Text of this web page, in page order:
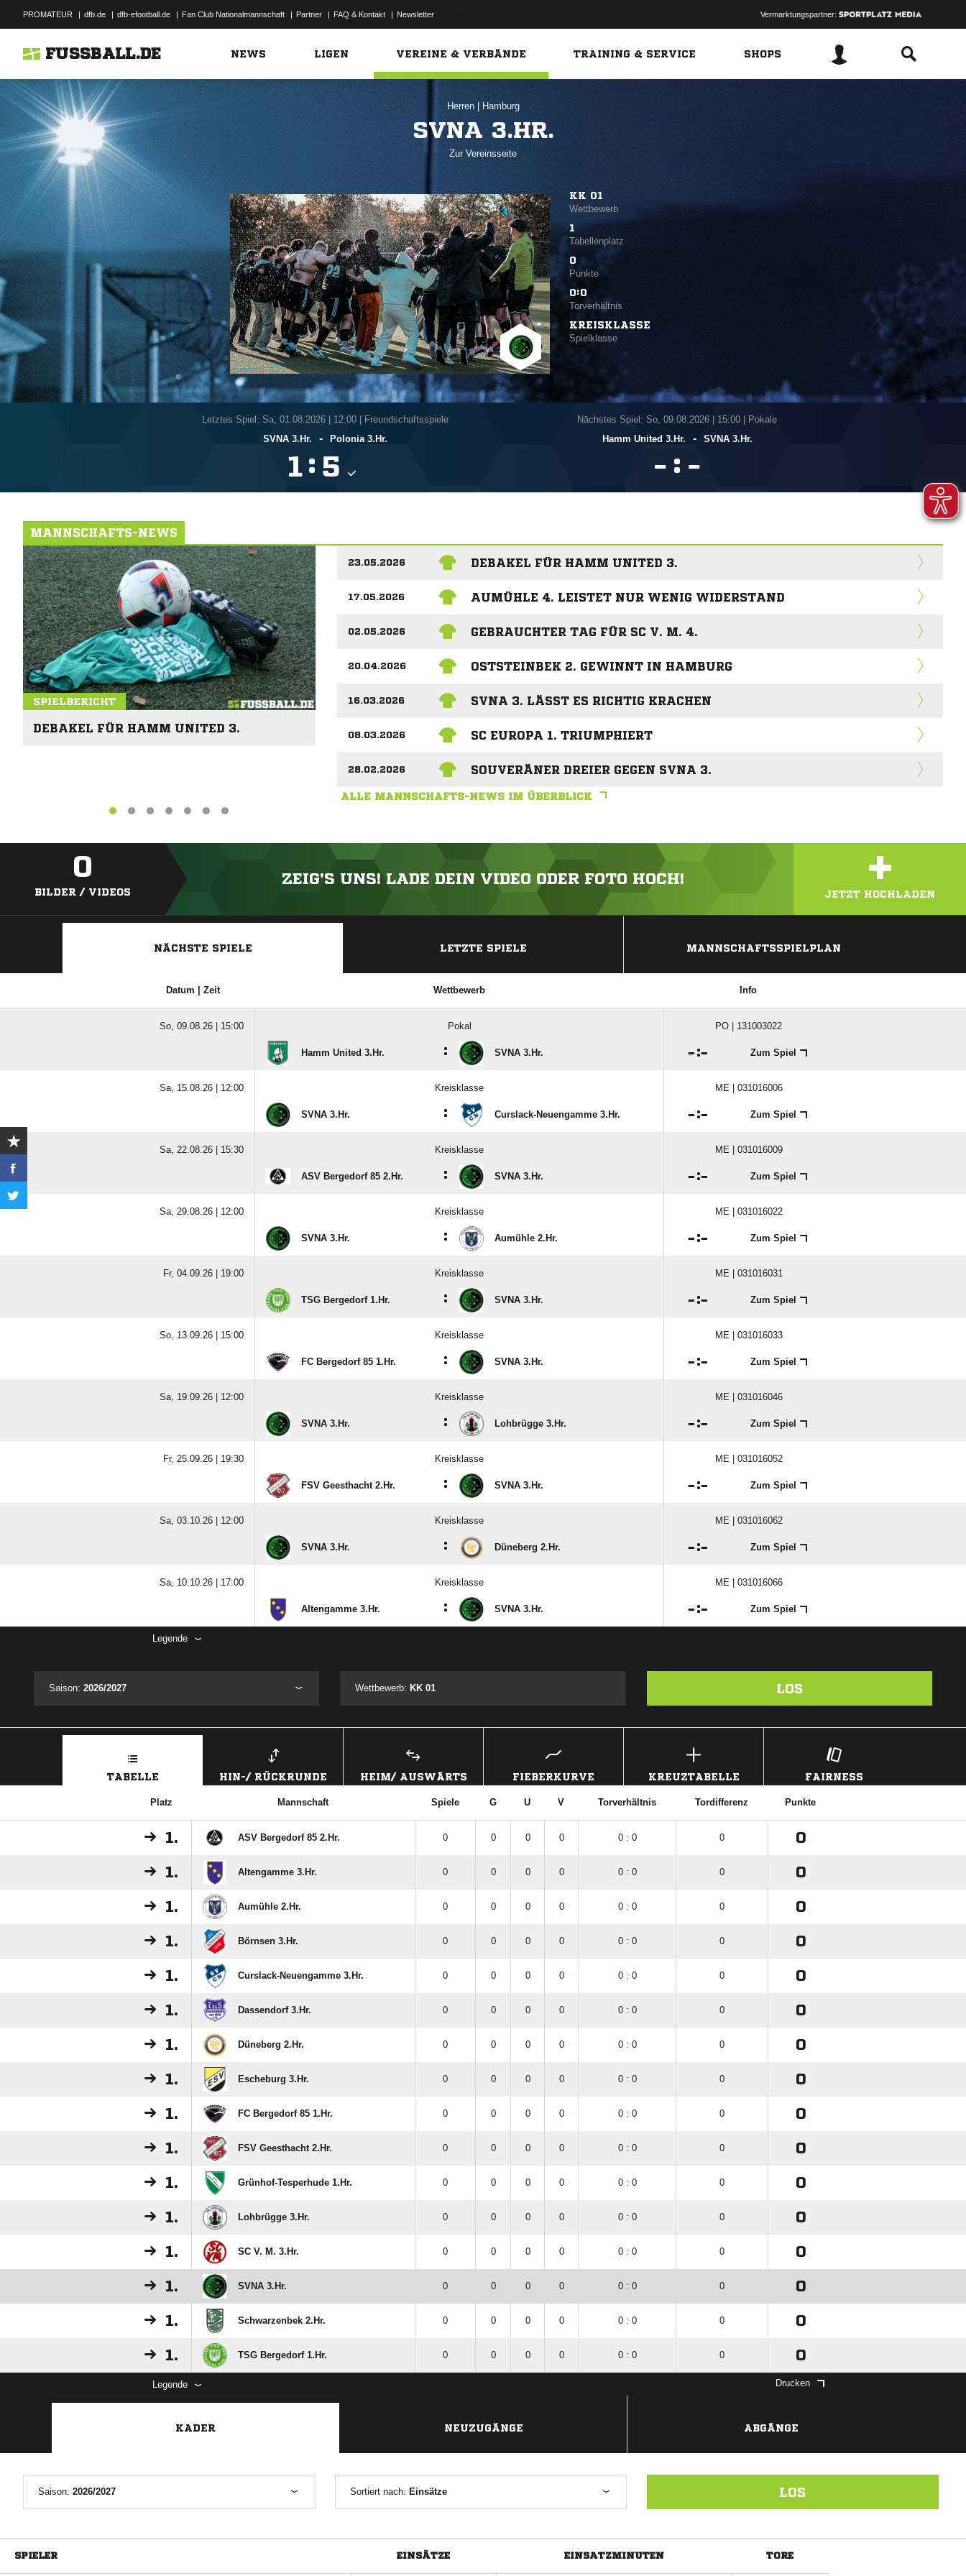
PROMATEUR | dfb.de | dfb-efootball.de | Fan Club Nationalmannschaft | Partner | FAQ & Kontakt | Newsletter Vermarktungspartner:
FUSSBALL.DE NEWS LIGEN VEREINE & VERBÄNDE TRAINING & SERVICE SHOPS
Herren Hamburg
SVNA 3.HR.
Zur Vereinsseite
KK 01
Wettbewerb
1
Tabellenplatz
0
Punkte
0:0
Torverhältnis
KREISKLASSE
Spielklasse
Letztes Spiel: Sa, 01.08.2026| 12:00 | Freundschaftsspiele
SVNA 3.Hr.
- Polonia 3.Hr.
 : 
Nächstes Spiel: So, 09.08.2026
15:00 | Pokale
Hamm United 3.Hr.
- SVNA 3.Hr.
 : 
MANNSCHAFTS-NEWS
SPIELBERICHT
DEBAKEL FÜR HAMM UNITED 3.
23.05.2026 DEBAKEL FÜR HAMM UNITED 3.
17.05.2026 AUMÜHLE 4. LEISTET NUR WENIG WIDERSTAND
02.05.2026 GEBRAUCHTER TAG FÜR SC V. M. 4.
20.04.2026 OSTSTEINBEK 2. GEWINNT IN HAMBURG
16.03.2026 SVNA 3. LÄSST ES RICHTIG KRACHEN
08.03.2026 SC EUROPA 1. TRIUMPHIERT
28.02.2026 SOUVERÄNER DREIER GEGEN SVNA 3.
ALLE MANNSCHAFTS-NEWS IM ÜBERBLICK
0
BILDER / VIDEOS
ZEIG'S UNS! LADE DEIN VIDEO ODER FOTO HOCH! +
JETZT HOCHLADEN
NÄCHSTE SPIELE LETZTE SPIELE MANNSCHAFTSSPIELPLAN
Datum | Zeit Wettbewerb Info
So, 09.08.26 | 15:00 Pokal PO | 131003022
Hamm United 3.Hr. : SVNA 3.Hr. : Zum Spiel
Sa, 15.08.26 | 12:00 Kreisklasse ME | 031016006
SVNA 3.Hr. : Curslack-Neuengamme 3.Hr. : Zum Spiel
Sa, 22.08.26 | 15:30 Kreisklasse ME | 031016009
ASV Bergedorf 85 2.Hr. : SVNA 3.Hr. : Zum Spiel
Sa, 29.08.26 | 12:00 Kreisklasse ME | 031016022
SVNA 3.Hr. : Aumühle 2.Hr. : Zum Spiel
Fr, 04.09.26 | 19:00 Kreisklasse ME | 031016031
TSG Bergedorf 1.Hr. : SVNA 3.Hr. : Zum Spiel
So, 13.09.26 | 15:00 Kreisklasse ME | 031016033
FC Bergedorf 85 1.Hr. : SVNA 3.Hr. : Zum Spiel
Sa, 19.09.26 | 12:00 Kreisklasse ME | 031016046
SVNA 3.Hr. : Lohbrügge 3.Hr. : Zum Spiel
Fr, 25.09.26 | 19:30 Kreisklasse ME | 031016052
FSV Geesthacht 2.Hr. : SVNA 3.Hr. : Zum Spiel
Sa, 03.10.26 | 12:00 Kreisklasse ME | 031016062
SVNA 3.Hr. : Düneberg 2.Hr. : Zum Spiel
Sa, 10.10.26 | 17:00 Kreisklasse ME | 031016066
Altengamme 3.Hr. : SVNA 3.Hr. : Zum Spiel
Legende
Saison: 2026/2027 Wettbewerb: KK 01 LOS
TABELLE HIN-/ RÜCKRUNDE HEIM/ AUSWÄRTS FIEBERKURVE KREUZTABELLE FAIRNESS
Platz Mannschaft Spiele G U V Torverhältnis Tordifferenz Punkte
1. ASV Bergedorf 85 2.Hr. 0 0 0 0 0 : 0 0 0
1. Altengamme 3.Hr. 0 0 0 0 0 : 0 0 0
1. Aumühle 2.Hr. 0 0 0 0 0 : 0 0 0
1. Börnsen 3.Hr. 0 0 0 0 0 : 0 0 0
1. Curslack-Neuengamme 3.Hr. 0 0 0 0 0 : 0 0 0
1. Dassendorf 3.Hr. 0 0 0 0 0 : 0 0 0
1. Düneberg 2.Hr. 0 0 0 0 0 : 0 0 0
1. Escheburg 3.Hr. 0 0 0 0 0 : 0 0 0
1. FC Bergedorf 85 1.Hr. 0 0 0 0 0 : 0 0 0
1. FSV Geesthacht 2.Hr. 0 0 0 0 0 : 0 0 0
1. Grünhof-Tesperhude 1.Hr. 0 0 0 0 0 : 0 0 0
1. Lohbrügge 3.Hr. 0 0 0 0 0 : 0 0 0
1. SC V. M. 3.Hr. 0 0 0 0 0 : 0 0 0
1. SVNA 3.Hr. 0 0 0 0 0 : 0 0 0
1. Schwarzenbek 2.Hr. 0 0 0 0 0 : 0 0 0
1. TSG Bergedorf 1.Hr. 0 0 0 0 0 : 0 0 0
Legende Drucken
KADER NEUZUGÄNGE ABGÄNGE
Saison: 2026/2027 Sortiert nach: Einsätze LOS
SPIELER EINSÄTZE EINSATZMINUTEN TORE